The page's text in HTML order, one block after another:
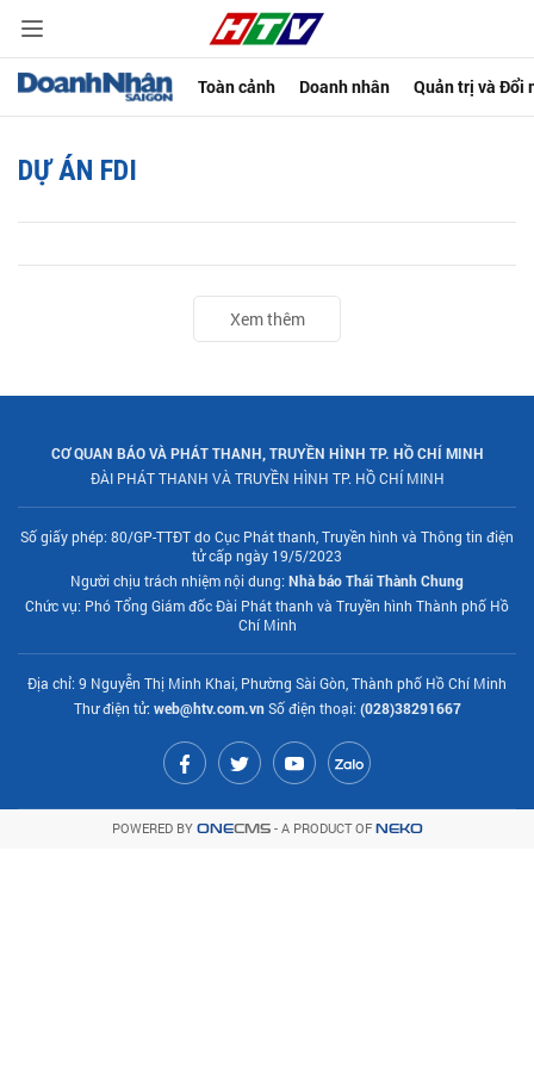
Toàn cảnh Doanh nhân Quản trị và Đổi
DỰ ÁN FDI
Xem thêm
CƠ QUAN BÁO VÀ PHÁT THANH, TRUYỀN HÌNH TP. HỒ CHÍ MINH
ĐÀI PHÁT THANH VÀ TRUYỀN HÌNH TP. HỒ CHÍ MINH
Số giấy phép: 80/GP-TTĐT do Cục Phát thanh, Truyền hình và Thông tin điện
tử cấp ngày 19/5/2023
Người chịu trách nhiệm nội dung: Nhà báo Thái Thành Chung
Chức vụ: Phó Tổng Giám đốc Đài Phát thanh và Truyền hình Thành phố Hồ
Chí Minh
Địa chỉ: 9 Nguyễn Thị Minh Khai, Phường Sài Gòn, Thành phố Hồ Chí Minh
Thư điện tử: web@htv.com.vnSố điện thoại: (028)38291667
POWERED BY ONECMS- A PRODUCT OF NEKO